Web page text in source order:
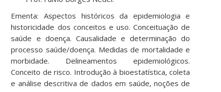
Ementa: Aspectos históricos da epidemiologia e
historicidade dos conceitos e uso. Conceituação de
saúde e doença. Causalidade e determinação do
processo saúde/doença. Medidas de mortalidade e
morbidade. Delineamentos epidemiológicos.
Conceito de risco. Introdução à bioestatística, coleta
e análise descritiva de dados em saúde, noções de